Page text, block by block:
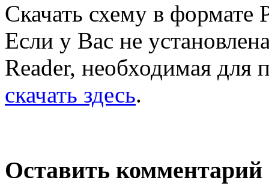
Скачать схему в формате
Если у Вас не
Reader, необходимая
скачать здесь.
Оставить комментарий